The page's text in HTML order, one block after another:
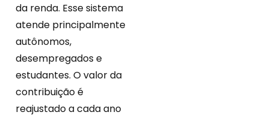
da renda. Esse sistema
atende principalmente
autônomos,
desempregados e
estudantes. O valor da
contribuição é
reajustado a cada ano